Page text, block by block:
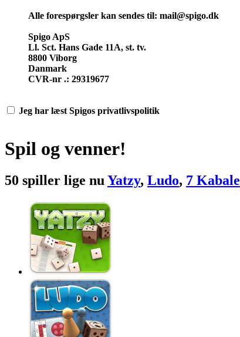
Alle forespørgsler kan sendes til: mail@spigo.dk
Spigo ApS
Ll. Sct. Hans Gade 11A, st. tv.
8800 Viborg
Danmark
CVR-nr .: 29319677
Jeg har læst Spigos privatlivspolitik
Spil og venner!
50 spiller lige nu Yatzy, Ludo, 7 Kabale